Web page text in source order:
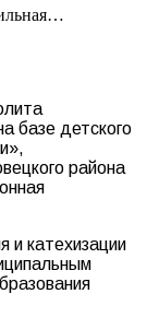
базе детского
района
и катехизации